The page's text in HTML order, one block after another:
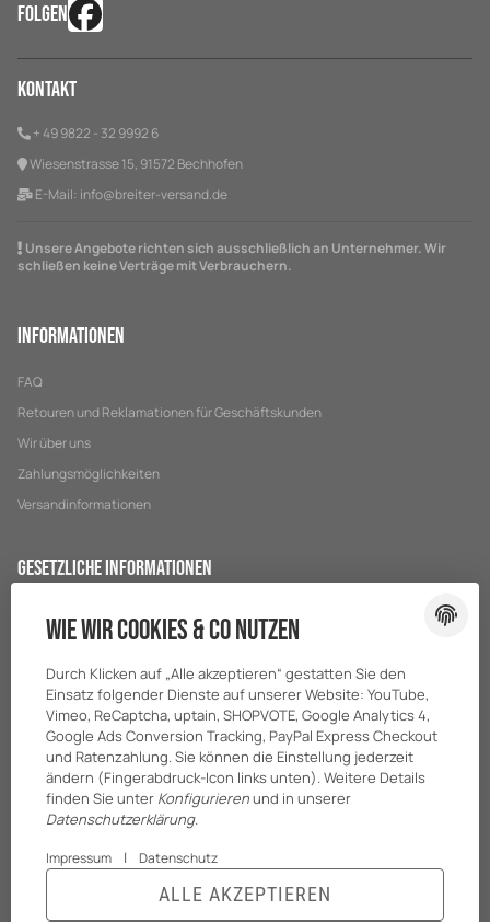
FOLGEN
Kontakt
+ 49 9822 - 32 9992 6
Wiesenstrasse 15, 91572 Bechhofen
E-Mail: info@breiter-versand.de
Unsere Angebote richten sich ausschließlich an Unternehmer. Wir
schließen keine Verträge mit Verbrauchern.
Informationen
FAQ
Retouren und Reklamationen für Geschäftskunden
Wir über uns
Zahlungsmöglichkeiten
Versandinformationen
Gesetzliche Informationen
Sitemap
Impressum
Batteriegesetzhinweise
Wie wir Cookies & Co nutzen
Durch Klicken auf „Alle akzeptieren“ gestatten Sie den
Einsatz folgender Dienste auf unserer Website: YouTube,
Vimeo, ReCaptcha, uptain, SHOPVOTE, Google Analytics 4,
Google Ads Conversion Tracking, PayPal Express Checkout
und Ratenzahlung. Sie können die Einstellung jederzeit
ändern (Fingerabdruck-Icon links unten). Weitere Details
finden Sie unter Konfigurierenund in unserer
Datenschutzerklärung.
Impressum | Datenschutz
ALLE AKZEPTIEREN